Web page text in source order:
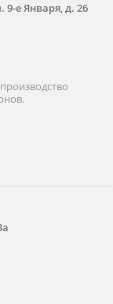
9-е Января, д. 26